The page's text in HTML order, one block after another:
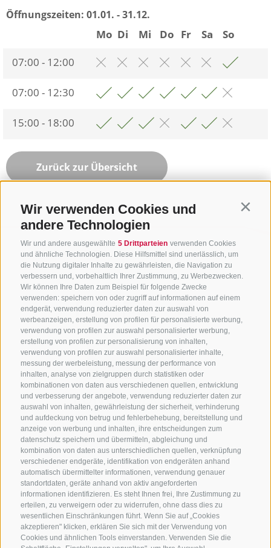
Wir verwenden Cookies und
andere Technologien
Wir und andere ausgewählte 5 Drittparteien verwenden Cookies
und ähnliche Technologien. Diese Hilfsmittel sind unerlässlich, um
die Nutzung digitaler Inhalte zu gewährleisten, die Navigation zu
verbessern und, vorbehaltlich Ihrer Zustimmung, zu Werbezwecken.
Wir können Ihre Daten zum Beispiel für folgende Zwecke
verwenden: speichern von oder zugriff auf informationen auf einem
endgerät, verwendung reduzierter daten zur auswahl von
werbeanzeigen, erstellung von profilen für personalisierte werbung,
verwendung von profilen zur auswahl personalisierter werbung,
erstellung von profilen zur personalisierung von inhalten,
verwendung von profilen zur auswahl personalisierter inhalte,
messung der werbeleistung, messung der performance von
inhalten, analyse von zielgruppen durch statistiken oder
kombinationen von daten aus verschiedenen quellen, entwicklung
und verbesserung der angebote, verwendung reduzierter daten zur
auswahl von inhalten, gewährleistung der sicherheit, verhinderung
und aufdeckung von betrug und fehlerbehebung, bereitstellung und
anzeige von werbung und inhalten, ihre entscheidungen zum
datenschutz speichern und übermitteln, abgleichung und
kombination von daten aus unterschiedlichen quellen, verknüpfung
verschiedener endgeräte, identifikation von endgeräten anhand
automatisch übermittelter informationen, verwendung genauer
standortdaten, geräte anhand von aktiv angeforderten
informationen identifizieren. Es steht Ihnen frei, Ihre Zustimmung zu
erteilen, zu verweigern oder zu widerrufen, ohne dass dies zu
wesentlichen Einschränkungen führt. Wenn Sie auf „Cookies
akzeptieren" klicken, erklären Sie sich mit der Verwendung von
Cookies und ähnlichen Tools einverstanden. Verwenden Sie die
Öffnungszeiten: 01.01. - 31.12.
Mo Di Mi Do Fr Sa
So
07:00 - 12:00
07:00 - 12:30
15:00 - 18:00
Zurück zur Übersicht
KONTAKTIERE UNS
+39 0472 765 325
info@sterzing.com
NEWSLETTER
Bleib am Laufenden